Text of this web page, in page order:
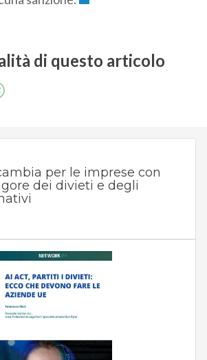
di questo articolo
per le imprese con
dei divieti e degli